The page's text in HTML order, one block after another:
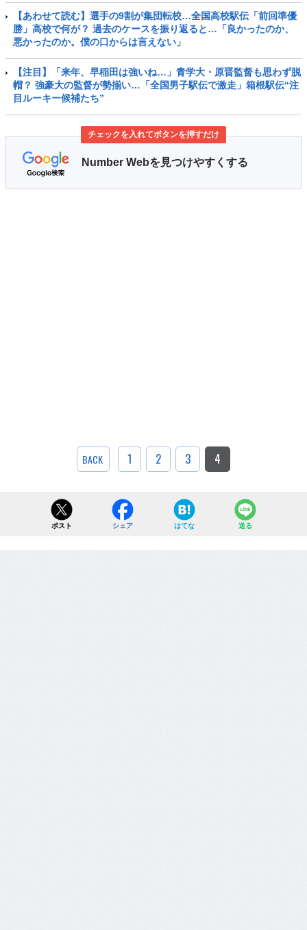
【あわせて読む】選手の9割が集団転校…全国高校駅伝「前回準優
勝」高校で何が？ 過去のケースを振り返ると…「良かったのか、
悪かったのか。僕の口からは言えない」
【注目】「来年、早稲田は強いね…」青学大・原晋監督も思わず脱
帽？ 強豪大の監督が勢揃い…「全国男子駅伝で激走」箱根駅伝“注
目ルーキー候補たち”
チェックを入れてボタンを押すだけ
Number Webを見つけやすくする
BACK 1 2 3 4
ポスト シェア はてな 送る